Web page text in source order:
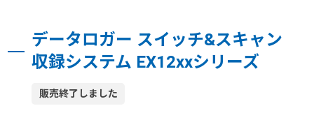
データロガー スイッチ&スキャン
収録システム EX12xxシリーズ
販売終了しました